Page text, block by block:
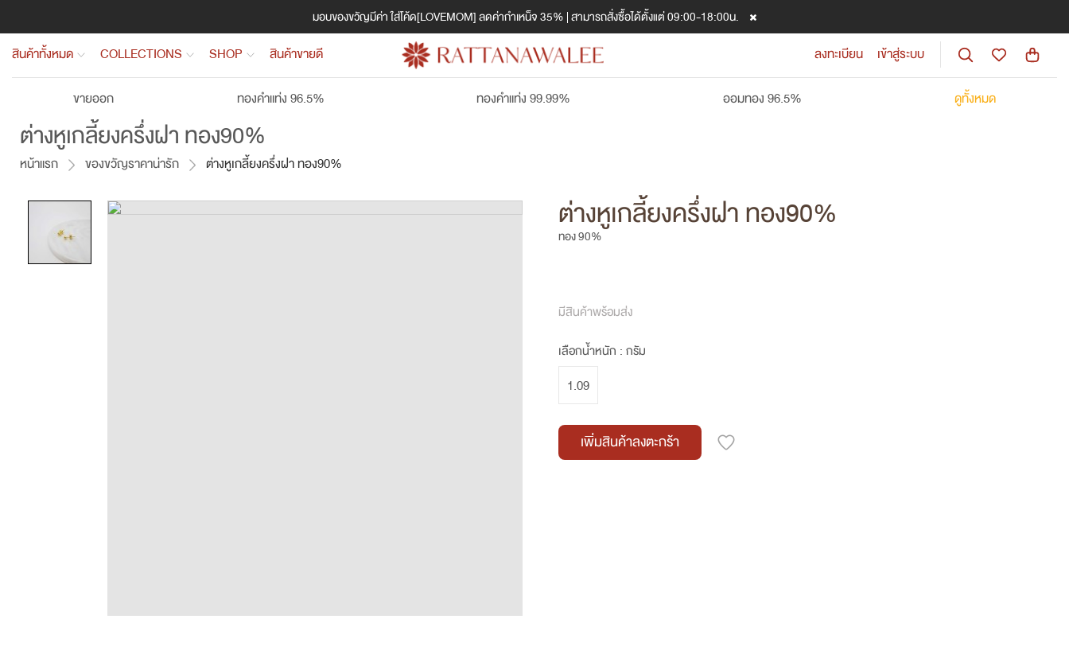
มอบของขวัญมีค่า ใส่โค้ด[LOVEMOM] ลดค่ากำเหน็จ 35% | สามารถสั่งซื้อได้ตั้งแต่ 09:00-18:00น.
สินค้าทั้งหมด COLLECTIONS SHOP สินค้าขายดี ลงทะเบียน เข้าสู่ระบบ
ขายออก ทองคำแท่ง 96.5% ทองคำแท่ง 99.99% ออมทอง 96.5% ดูทั้งหมด
ต่างหูเกลี้ยงครึ่งฝา ทอง90%
หน้าแรก ของขวัญราคาน่ารัก ต่างหูเกลี้ยงครึ่งฝา ทอง90%
ต่างหูเกลี้ยงครึ่งฝา ทอง90%
ทอง 90%
มีสินค้าพร้อมส่ง
เลือกน้ำหนัก : กรัม
1.09
เพิ่มสินค้าลงตะกร้า